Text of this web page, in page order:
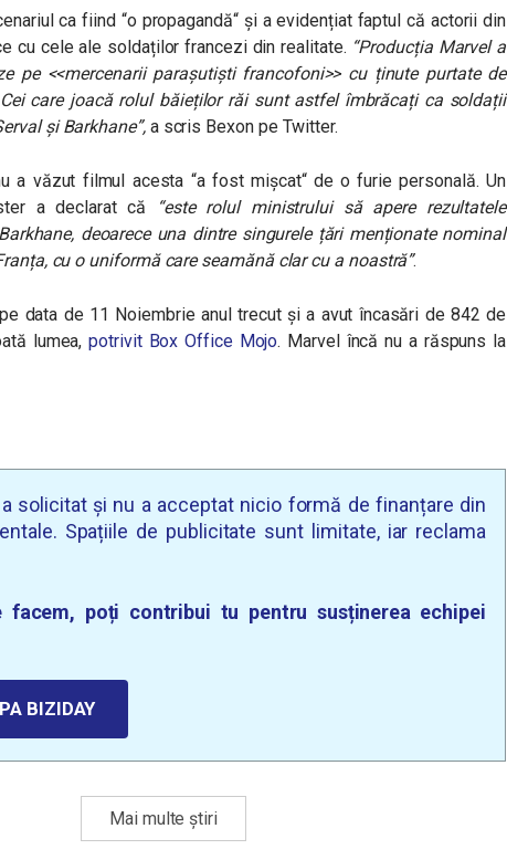
ca fiind “o propagandă“și a evidențiat faptul că actorii din
cu cele ale soldaților francezi din realitate. “Producția Marvel a
pe <<mercenarii parașutiști francofoni>> cu ținute purtate de
care joacă rolul băieților răi sunt astfel îmbrăcați ca soldații
și Barkhane”,a scris Bexon pe Twitter.
a văzut filmul acesta “a fost mișcat“de o furie personală. Un
a declarat că
“este rolul ministrului să apere rezultatele
deoarece una dintre singurele țări menționate nominal
cu o uniformă care seamănă clar cu a noastră”.
data de 11 Noiembrie anul trecut și a avut încasări de 842 de
lumea,potrivit Box Office Mojo. Marvel încă nu a răspuns la
solicitat și nu a acceptat nicio formă de finanțare din
Spațiile de publicitate sunt limitate, iar reclama
facem, poți contribui tu pentru susținerea echipei
BIZIDAY
Mai multe știri